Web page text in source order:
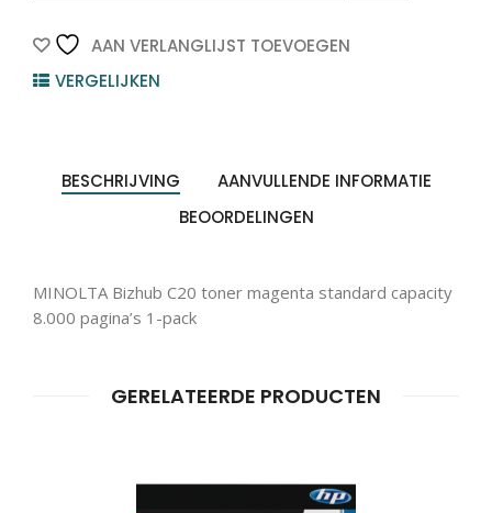
8.000vel
quantity
AAN VERLANGLIJST TOEVOEGEN
VERGELIJKEN
BESCHRIJVING
AANVULLENDE INFORMATIE
BEOORDELINGEN
MINOLTA Bizhub C20 toner magenta standard capacity
8.000 pagina’s 1-pack
GERELATEERDE PRODUCTEN